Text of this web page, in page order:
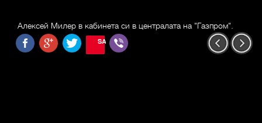
Алексей Милер в кабинета си в централата на "Газпром".
SAVE